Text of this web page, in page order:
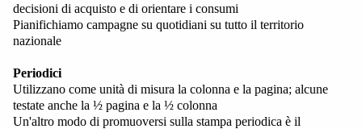
decisioni di acquisto e di orientare i consumi
Pianifichiamo campagne su quotidiani su tutto il territorio
nazionale
Periodici
Utilizzano come unità di misura la colonna e la pagina; alcune
testate anche la ½ pagina e la ½ colonna
Un'altro modo di promuoversi sulla stampa periodica è il